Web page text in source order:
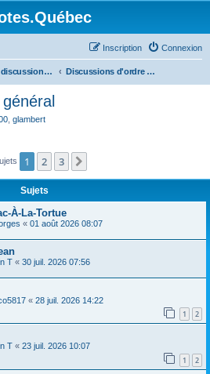
Connexion
Inscription
Forum de discussions sur l'aviation générale Discussions d'ordre général
glambert
1 2 3
Sujets
À-La-Tortue
« 01 août 2026 08:07
T « 30 juil. 2026 07:56
« 28 juil. 2026 14:22
1 2
T « 23 juil. 2026 10:07
1 2